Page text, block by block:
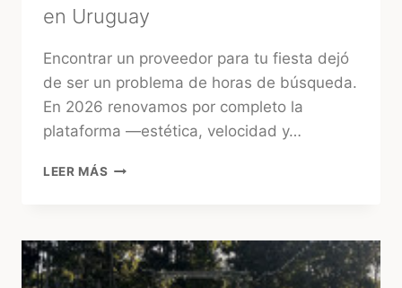
en Uruguay
Encontrar un proveedor para tu fiesta dejó
de ser un problema de horas de búsqueda.
En 2026 renovamos por completo la
plataforma —estética, velocidad y…
LEER MÁS TUFIESTA:
RÁPIDA
DE
ENCONTRAR